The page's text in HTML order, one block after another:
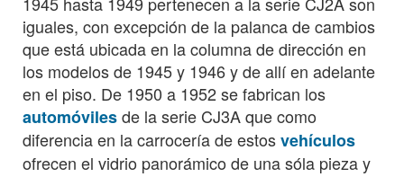
iguales, con excepción de la palanca de cambios
que está ubicada en la columna de dirección en
los modelos de 1945 y 1946 y de allí en adelante
en el piso. De 1950 a 1952 se fabrican los
automóvilesde la serie CJ3A que como
diferencia en la carrocería de estosvehículos
ofrecen el vidrio panorámico de una sóla pieza y